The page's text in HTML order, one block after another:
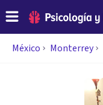
México Monterrey